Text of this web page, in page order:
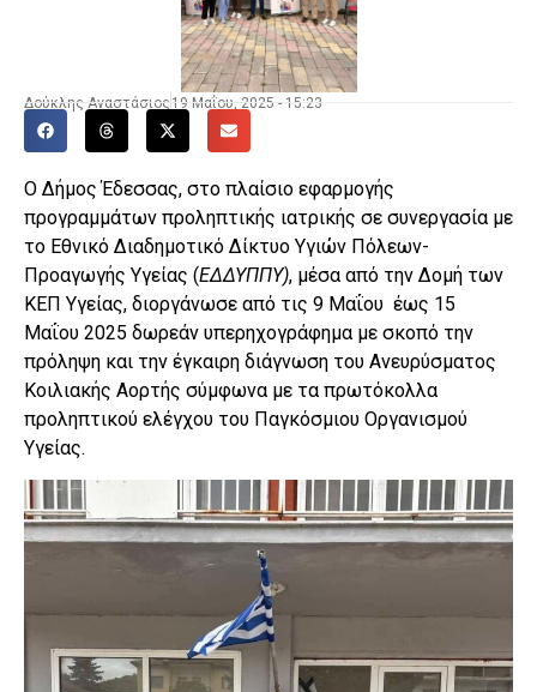
Δούκλης Αναστάσιος 19 Μαΐου, 2025 - 15:23
O Δήμος Έδεσσας, στο πλαίσιο εφαρμογής
προγραμμάτων προληπτικής ιατρικής σε συνεργασία με
το Εθνικό Διαδημοτικό Δίκτυο Υγιών Πόλεων-
Προαγωγής Υγείας (ΕΔΔΥΠΠΥ), μέσα από την Δομή των
ΚΕΠ Υγείας, διοργάνωσε από τις 9 Μαΐου έως 15
Μαΐου 2025 δωρεάν υπερηχογράφημα με σκοπό την
πρόληψη και την έγκαιρη διάγνωση του Ανευρύσματος
Κοιλιακής Αορτής σύμφωνα με τα πρωτόκολλα
προληπτικού ελέγχου του Παγκόσμιου Οργανισμού
Υγείας.